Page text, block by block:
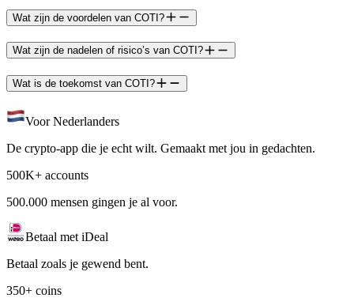
Wat zijn de voordelen van COTI?
Wat zijn de nadelen of risico’s van COTI?
Wat is de toekomst van COTI?
Voor Nederlanders
De crypto-app die je echt wilt. Gemaakt met jou in gedachten.
500K+ accounts
500.000 mensen gingen je al voor.
Betaal met iDeal
Betaal zoals je gewend bent.
350+ coins